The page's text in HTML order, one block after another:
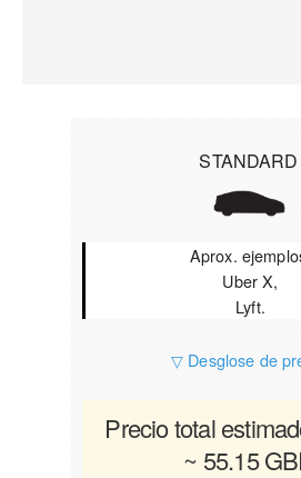
STANDARD
Aprox.
Uber X,
Lyft.
▽ Desglose de
Precio total
~ 55.15